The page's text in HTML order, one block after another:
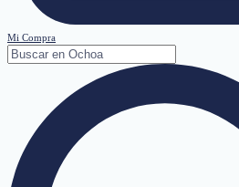
Mi Compra